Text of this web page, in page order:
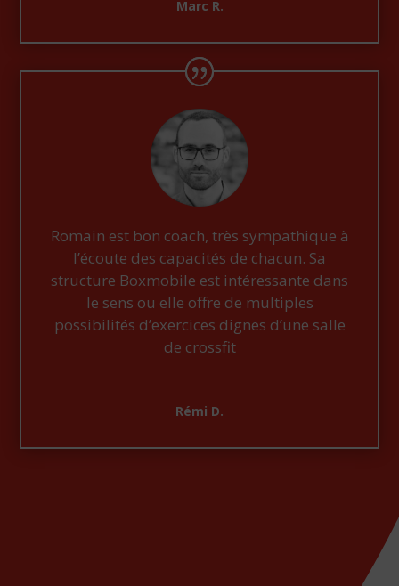
Marc R.
Romain est bon coach, très sympathique à
l’écoute des capacités de chacun. Sa
structure Boxmobile est intéressante dans
le sens ou elle offre de multiples
possibilités d’exercices dignes d’une salle
de crossfit
Rémi D.